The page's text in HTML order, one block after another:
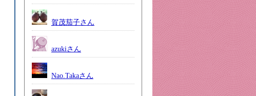
賀茂茄子さん
azukiさん
Nao.Takaさん